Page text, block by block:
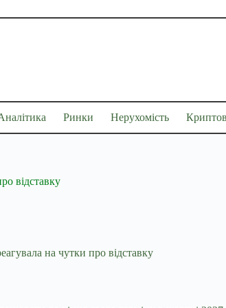
Ринки Нерухомість
відставку